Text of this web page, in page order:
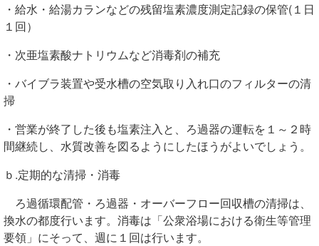
・給水・給湯カランなどの残留塩素濃度測定記録の保管(１日
１回）
・次亜塩素酸ナトリウムなど消毒剤の補充
・バイブラ装置や受水槽の空気取り入れ口のフィルターの清
掃
・営業が終了した後も塩素注入と、ろ過器の運転を１～２時
間継続し、水質改善を図るようにしたほうがよいでしょう。
ｂ.定期的な清掃・消毒
ろ過循環配管・ろ過器・オーバーフロー回収槽の清掃は、
換水の都度行います。消毒は「公衆浴場における衛生等管理
要領」にそって、週に１回は行います。